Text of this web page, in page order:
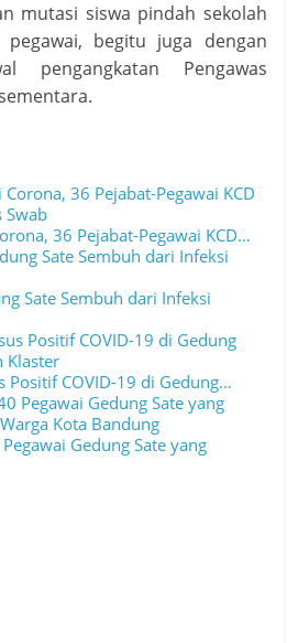
mutasi siswa pindah sekolah
pegawai, begitu juga dengan
pengangkatan Pengawas
36 Pejabat-Pegawai KCD…
Sate Sembuh dari Infeksi
Positif COVID-19 di Gedung…
Gedung Sate yang